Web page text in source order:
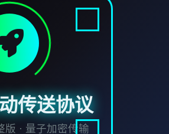
传送协议
版 · 量子加密传输